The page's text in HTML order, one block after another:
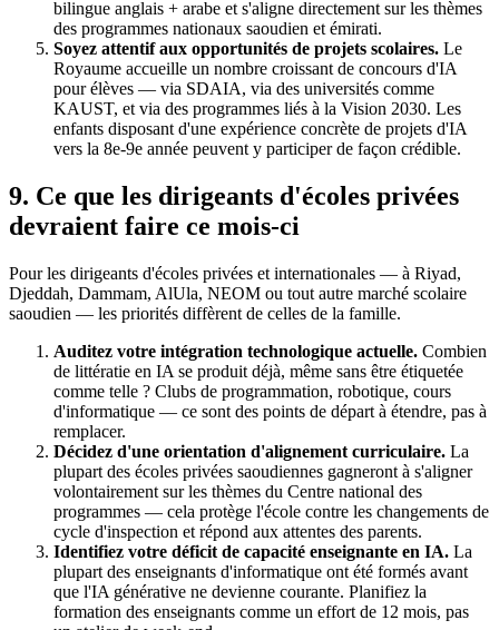
bilingue anglais + arabe et s'aligne directement sur les thèmes
des programmes nationaux saoudien et émirati.
Soyez attentif aux opportunités de projets scolaires. Le
Royaume accueille un nombre croissant de concours d'IA
pour élèves — via SDAIA, via des universités comme
KAUST, et via des programmes liés à la Vision 2030. Les
enfants disposant d'une expérience concrète de projets d'IA
vers la 8e-9e année peuvent y participer de façon crédible.
9. Ce que les dirigeants d'écoles privées
devraient faire ce mois-ci
Pour les dirigeants d'écoles privées et internationales — à Riyad,
Djeddah, Dammam, AlUla, NEOM ou tout autre marché scolaire
saoudien — les priorités diffèrent de celles de la famille.
Auditez votre intégration technologique actuelle. Combien
de littératie en IA se produit déjà, même sans être étiquetée
comme telle ? Clubs de programmation, robotique, cours
d'informatique — ce sont des points de départ à étendre, pas à
remplacer.
Décidez d'une orientation d'alignement curriculaire. La
plupart des écoles privées saoudiennes gagneront à s'aligner
volontairement sur les thèmes du Centre national des
programmes — cela protège l'école contre les changements de
cycle d'inspection et répond aux attentes des parents.
Identifiez votre déficit de capacité enseignante en IA. La
plupart des enseignants d'informatique ont été formés avant
que l'IA générative ne devienne courante. Planifiez la
formation des enseignants comme un effort de 12 mois, pas